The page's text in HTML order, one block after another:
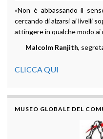
«Non è abbassando il
cercando di alzarsi ai livelli
attingere in qualche modo ai
Malcolm Ranjith,
CLICCA QUI
MUSEO GLOBALE DEL